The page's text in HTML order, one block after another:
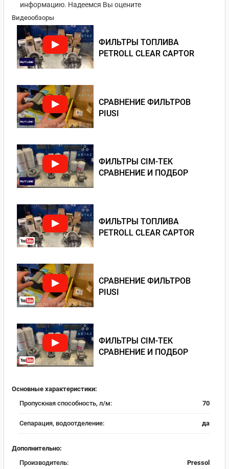
информацию. Надеемся Вы оцените
Видеообзоры
ФИЛЬТРЫ ТОПЛИВА
PETROLL CLEAR CAPTOR
СРАВНЕНИЕ ФИЛЬТРОВ
PIUSI
ФИЛЬТРЫ CIM-TEK
СРАВНЕНИЕ И ПОДБОР
ФИЛЬТРЫ ТОПЛИВА
PETROLL CLEAR CAPTOR
СРАВНЕНИЕ ФИЛЬТРОВ
PIUSI
ФИЛЬТРЫ CIM-TEK
СРАВНЕНИЕ И ПОДБОР
Основные характеристики:
Пропускная способность, л/м:
70
Сепарация, водоотделение: да
Дополнительно:
Производитель:
Pressol